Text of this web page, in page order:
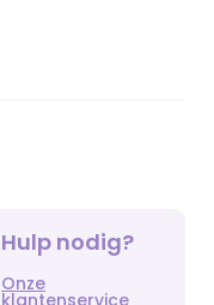
Hulp nodig?
Onze
klantenservice